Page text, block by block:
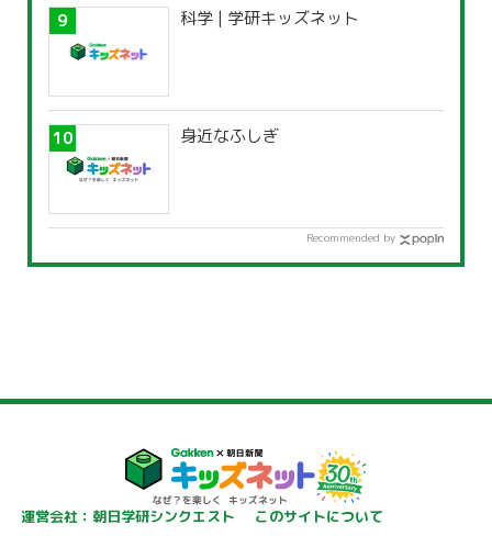
科学 | 学研キッズネット
身近なふしぎ
Recommended by
運営会社：朝日学研シンクエスト このサイトについて